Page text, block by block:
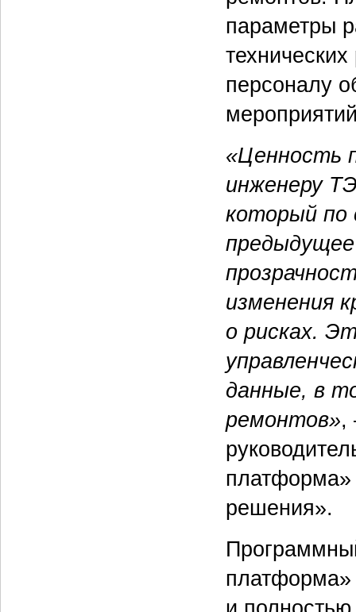
параметры
персоналу
«Ценность
инженеру
который по
изменения
о рисках.
данные, в
ремонтов»,
решения».
платформа»